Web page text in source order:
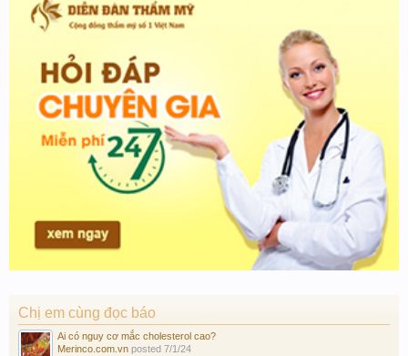
Chị em cùng đọc báo
Ai có nguy cơ mắc cholesterol cao?
Merinco.com.vn posted 7/1/24